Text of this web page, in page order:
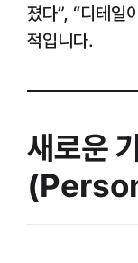
졌다”, “디테일
적입니다.
새로운